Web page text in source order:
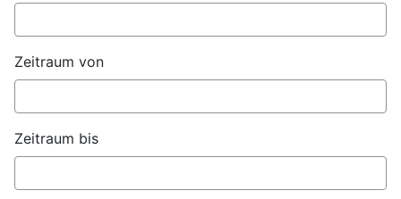
Zeitraum von
Zeitraum bis